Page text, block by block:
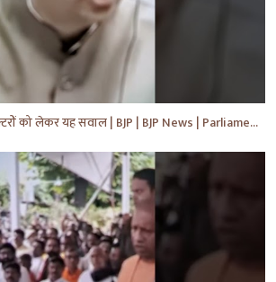
Chirag Paswan का डॉक्टरों को लेकर यह सवाल | BJP | BJP News | Parliament | #shorts #ytnewshorts #yt